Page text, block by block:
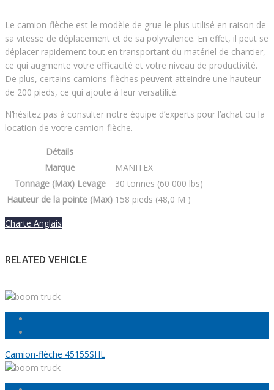
Le camion-flèche est le modèle de grue le plus utilisé en raison de
sa vitesse de déplacement et de sa polyvalence. En effet, il peut se
déplacer rapidement tout en transportant du matériel de chantier,
ce qui augmente votre efficacité et votre niveau de productivité.
De plus, certains camions-flèches peuvent atteindre une hauteur
de 200 pieds, ce qui ajoute à leur versatilité.
N’hésitez pas à consulter notre équipe d’experts pour l’achat ou la
location de votre camion-flèche.
Détails
Marque
MANITEX
Tonnage (Max) Levage
30 tonnes (60 000 lbs)
Hauteur de la pointe (Max) 158 pieds (48,0 M )
Charte Anglais
RELATED VEHICLE
Camion-flèche 45155SHL